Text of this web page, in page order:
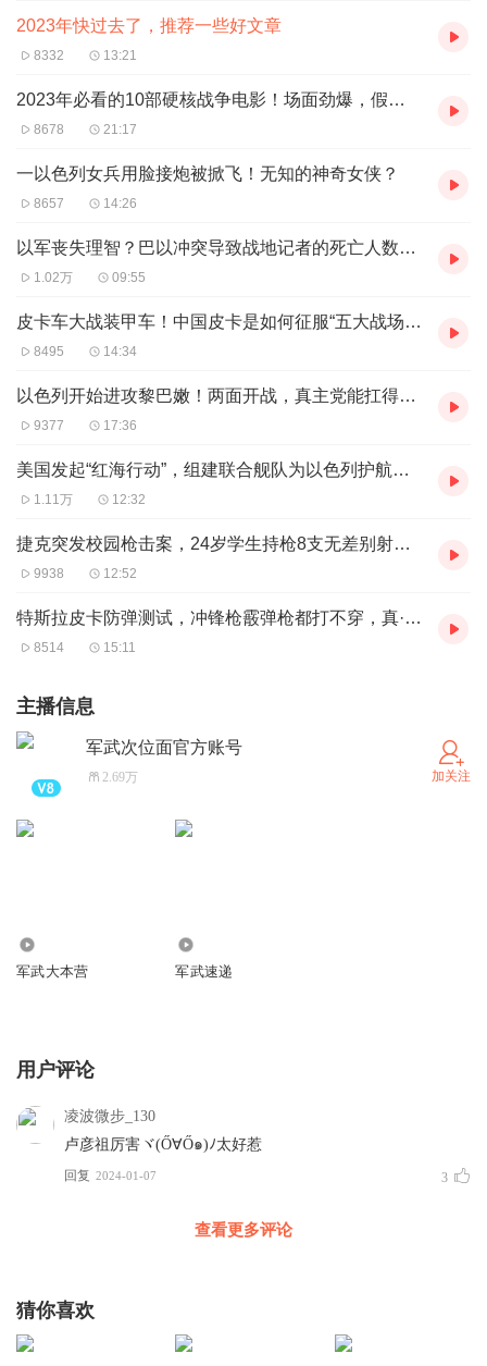
斯囤开始（那个1615年五月花号的故事是用来美化美国人
山脉，进入五大湖，建立工业城市，之后顺着水系控制密西
西比流域，完成在中西部的拓荒，最后将领土一直延伸到今
天的洛杉矶。
这篇文章以地理的角度，花费了1.5万字，从美国最初时的
部瀑布线、伊利运河、五大湖，完成对塑造今天纽约、华盛
响。
放弃向北攻加拿大，转而向南欺负墨西哥的历史，美国人也
因此在拓荒过程中，建立起了堪萨斯、萨克拉门托、孟菲
斯、维克斯堡、圣路易斯各城市。
看这篇文章，你会发现，很多美国城市的建城史，跟美国的
同样在西进拓荒的过程里，大量不同的欧洲人涌入，形成不
及华工、大铁路、西部城镇、赏金猎人、北美野牛、印第安
人、地方自治、枪支自由等元素的形成，一直讲到南北战
美国历史和美国文化形成的原因，你可以理解美国，是一
个“不断打补丁”的国家，理解这个国家大量很特别的地方，
尤其是方便你理解美国的影视作品，比如他们的黑帮和西部
用，帮助你消化美国题材的文艺作品。
阅读完《美国绝不禁枪》，大概需要一个小时的时间，快读
文化的基本面呈现出来。
现在的八零后，在二十多岁都十分喜欢看好莱坞电影和美
剧，当时看的是热血沸腾，如痴如醉，但背后的文化逻辑却
不一定很清楚。如果他们在二十多岁时，能读到这样一篇科
很多中国人一辈子都没办法去美国，去体验和经历美国，不
过我们在日常生活中，还是要大量接触美国的事物，而我们
2023年快过去了，推荐一些好文章
8332 13:21
2023年必看的10部硬核战争电影！场面劲爆，假期千万别错过
8678 21:17
一以色列女兵用脸接炮被掀飞！无知的神奇女侠？
8657 14:26
以军丧失理智？巴以冲突导致战地记者的死亡人数已经超过二战！
1.02万 09:55
皮卡车大战装甲车！中国皮卡是如何征服“五大战场”的？
8495 14:34
以色列开始进攻黎巴嫩！两面开战，真主党能扛得住吗？ (1)
9377 17:36
美国发起“红海行动”，组建联合舰队为以色列护航，美国人为什么这么急？
1.11万 12:32
捷克突发校园枪击案，24岁学生持枪8支无差别射杀，捷克为什么禁不了枪？
9938 12:52
特斯拉皮卡防弹测试，冲锋枪霰弹枪都打不穿，真·民用小坦克？
8514 15:11
主播信息
军武次位面官方账号
2.69万 加关注
军武大本营 军武速递
用户评论
凌波微步_130
卢彦祖厉害ヾ(Ő∀Ő๑)ﾉ太好惹
回复 2024-01-07 3
查看更多评论
猜你喜欢